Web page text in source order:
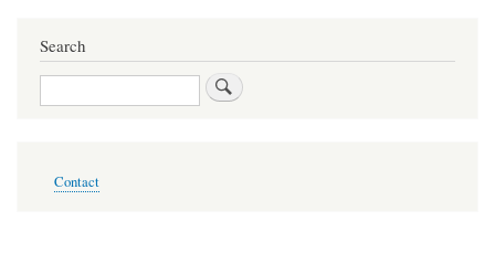
Search
Search
menu
Contact